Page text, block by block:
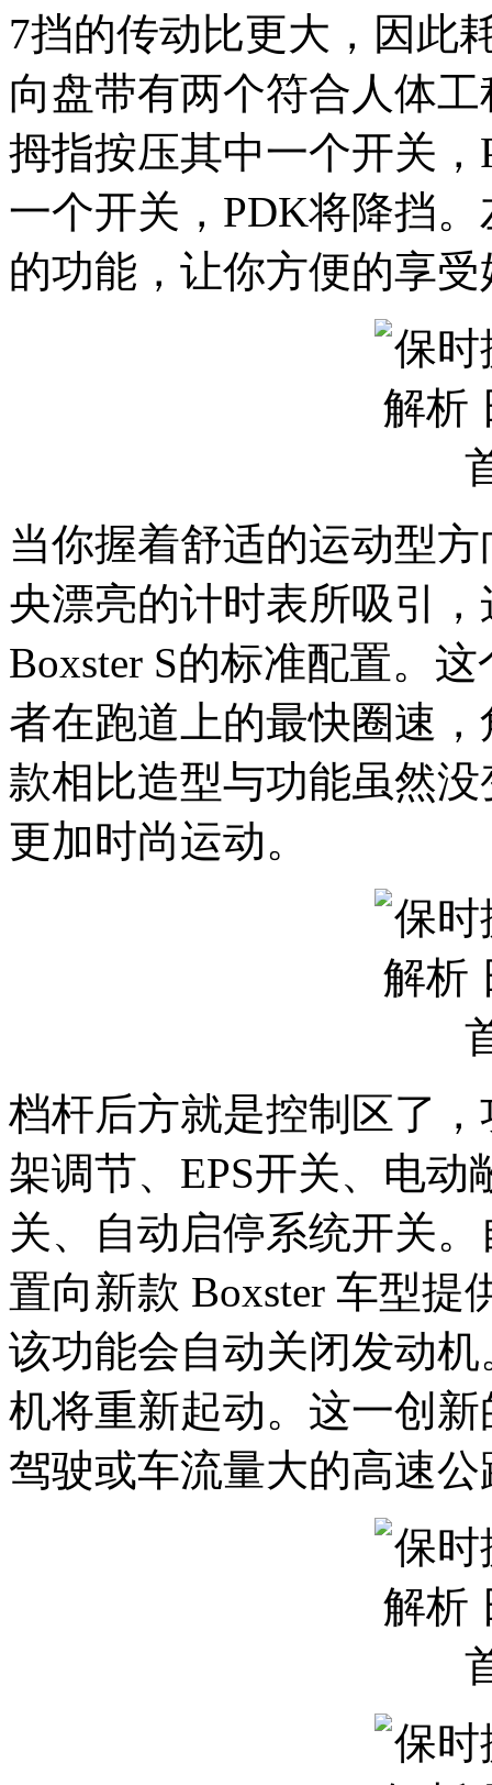
7挡的传动比更大，因此
向盘带有两个符合人体
拇指按压其中一个开关
一个开关，PDK将降挡
的功能，让你方便的享
当你握着舒适的运动型
央漂亮的计时表所吸引
Boxster S的标准配置。
者在跑道上的最快圈速
款相比造型与功能虽然
更加时尚运动。
档杆后方就是控制区了
架调节、EPS开关、电
关、自动启停系统开关
置向新款 Boxster 车型
该功能会自动关闭发动
机将重新起动。这一创
驾驶或车流量大的高速